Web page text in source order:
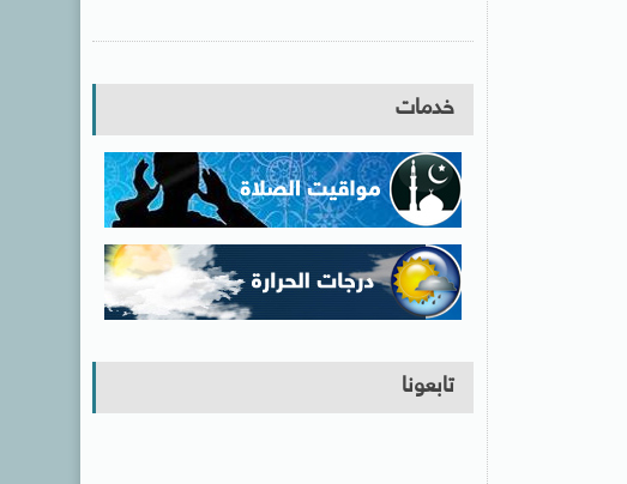
خدمات
تابعونا